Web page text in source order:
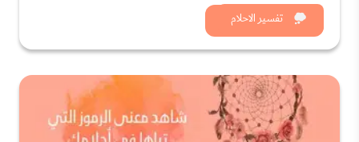
تفسير الاحلام
شاهد الان